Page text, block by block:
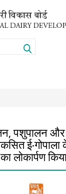
पशुपालन और
ई-
लोकार्पण